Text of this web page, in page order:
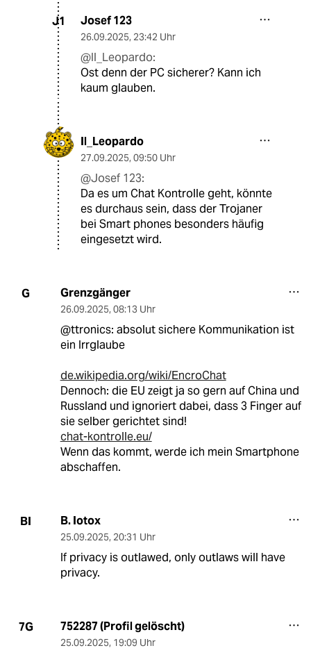
J1 Josef 123
26.09.2025, 23:42 Uhr
@Il_Leopardo:
Ost denn der PC sicherer? Kann ich
kaum glauben.
Il_Leopardo
27.09.2025, 09:50 Uhr
@Josef 123:
Da es um Chat Kontrolle geht, könnte
es durchaus sein, dass der Trojaner
bei Smart phones besonders häufig
eingesetzt wird.
G Grenzgänger
26.09.2025, 08:13 Uhr
@ttronics: absolut sichere Kommunikation ist
ein Irrglaube
de.wikipedia.org/wiki/EncroChat
Dennoch: die EU zeigt ja so gern auf China und
Russland und ignoriert dabei, dass 3 Finger auf
sie selber gerichtet sind!
chat-kontrolle.eu/
Wenn das kommt, werde ich mein Smartphone
abschaffen.
BI B. Iotox
25.09.2025, 20:31 Uhr
If privacy is outlawed, only outlaws will have
privacy.
7G 752287 (Profil gelöscht)
25.09.2025, 19:09 Uhr